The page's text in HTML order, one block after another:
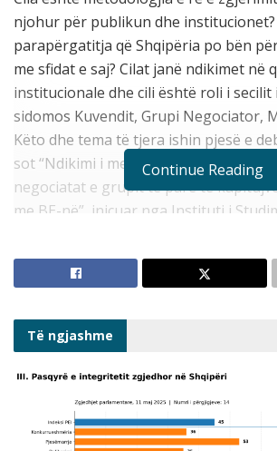
njohur për publikun dhe institucionet?
parapërgatitja që Shqipëria po bën
me sfidat e saj? Cilat janë ndikimet në
institucionale dhe cili është roli i
sidomos Kuvendit, Grupi Negociator,
Këto dhe tema të tjera ishin pjesë e
sot “Ndikimi i metodologjisë së re të
negociatat e grupit të parë të
me BE-në”, inicuar nga Instituti i
Continue Reading
Të ngjashme